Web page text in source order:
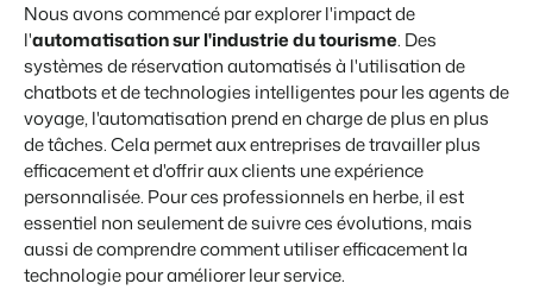
La puissante alliance entre stratégie de marque et marketing de
performance
Marketing Immobilier
Votre projet est vendu en un rien de temps
Booking Analytics
Solution reporting Premium
Obtenez des réponses á vos questions.
Emplois / Carrièrres
Trouvez votre nouveau job de rêve !
Contact
Contactez nous.
À propos de nous
Découvrez les personnes derrière de Booking Experts
Nous avons commencé par explorer l'impact de
l'automatisation sur l'industrie du tourisme. Des
systèmes de réservation automatisés à l'utilisation de
chatbots et de technologies intelligentes pour les agents de
voyage, l'automatisation prend en charge de plus en plus
de tâches. Cela permet aux entreprises de travailler plus
efficacement et d'offrir aux clients une expérience
personnalisée. Pour ces professionnels en herbe, il est
essentiel non seulement de suivre ces évolutions, mais
aussi de comprendre comment utiliser efficacement la
technologie pour améliorer leur service.